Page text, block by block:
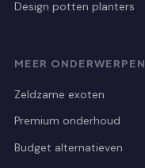
Design potten planters
MEER ONDERWERPEN
Zeldzame exoten
Premium onderhoud
Budget alternatieven